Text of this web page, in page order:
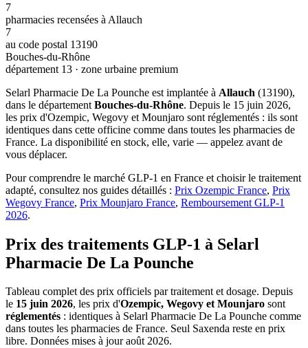
7
pharmacies recensées à Allauch
7
au code postal 13190
Bouches-du-Rhône
département 13 · zone urbaine premium
Selarl Pharmacie De La Pounche est implantée à Allauch (13190),
dans le département Bouches-du-Rhône. Depuis le 15 juin 2026,
les prix d'Ozempic, Wegovy et Mounjaro sont réglementés : ils sont
identiques dans cette officine comme dans toutes les pharmacies de
France. La disponibilité en stock, elle, varie — appelez avant de
vous déplacer.
Pour comprendre le marché GLP-1 en France et choisir le traitement
adapté, consultez nos guides détaillés : Prix Ozempic France, Prix
Wegovy France, Prix Mounjaro France, Remboursement GLP-1
2026.
Prix des traitements GLP-1 à Selarl
Pharmacie De La Pounche
Tableau complet des prix officiels par traitement et dosage. Depuis
le 15 juin 2026, les prix d'Ozempic, Wegovy et Mounjaro sont
réglementés : identiques à Selarl Pharmacie De La Pounche comme
dans toutes les pharmacies de France. Seul Saxenda reste en prix
libre. Données mises à jour août 2026.